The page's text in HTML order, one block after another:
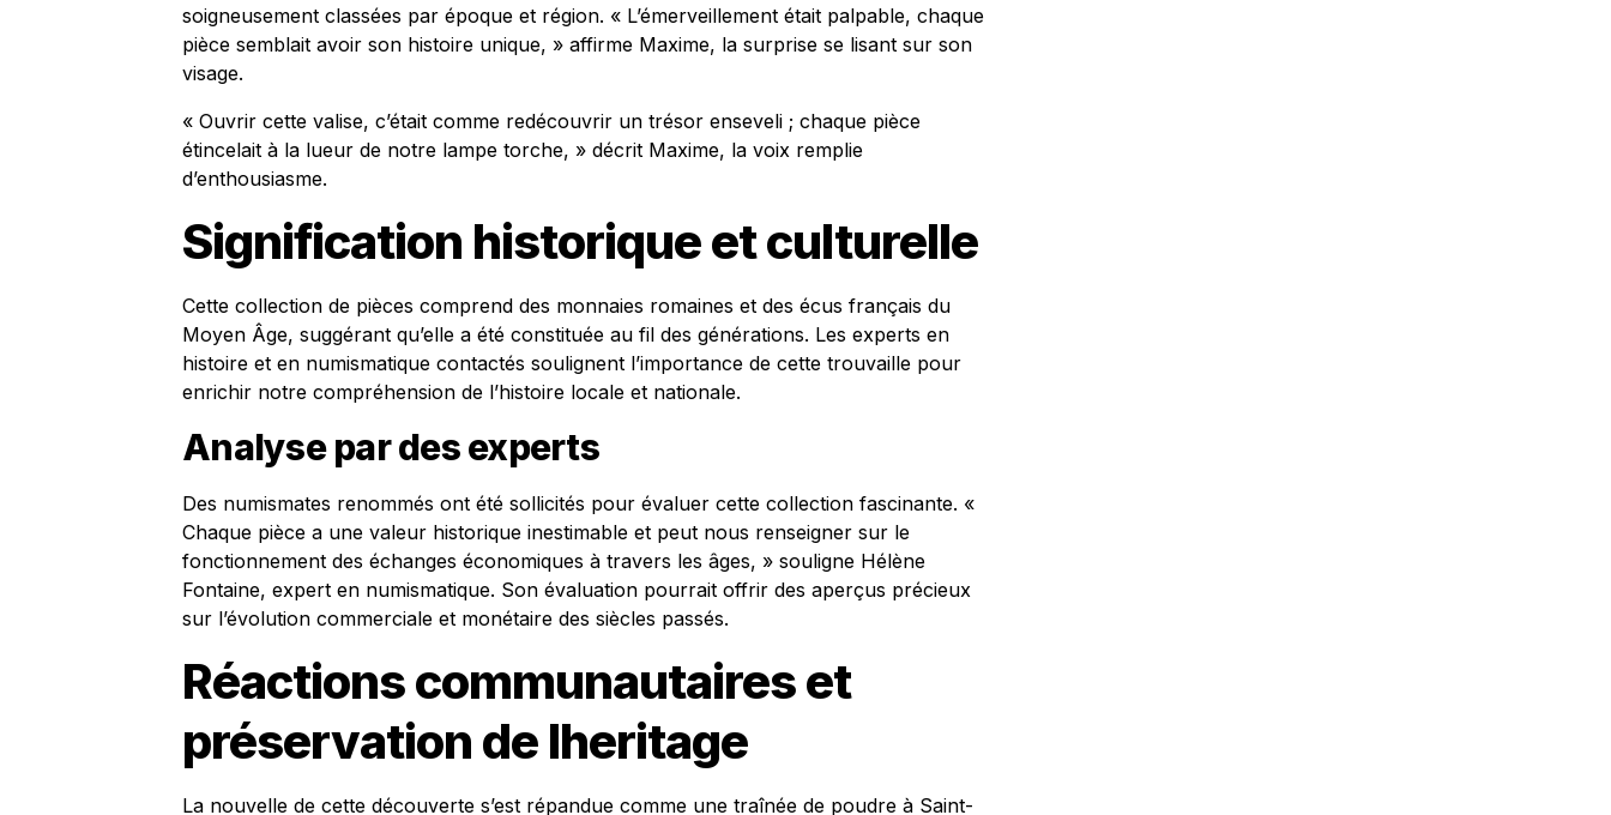
soigneusement classées par époque et région. « L’émerveillement était palpable, chaque
pièce semblait avoir son histoire unique, » affirme Maxime, la surprise se lisant sur son
visage.
« Ouvrir cette valise, c’était comme redécouvrir un trésor enseveli ; chaque pièce
étincelait à la lueur de notre lampe torche, » décrit Maxime, la voix remplie
d’enthousiasme.
Signification historique et culturelle
Cette collection de pièces comprend des monnaies romaines et des écus français du
Moyen Âge, suggérant qu’elle a été constituée au fil des générations. Les experts en
histoire et en numismatique contactés soulignent l’importance de cette trouvaille pour
enrichir notre compréhension de l’histoire locale et nationale.
Analyse par des experts
Des numismates renommés ont été sollicités pour évaluer cette collection fascinante. «
Chaque pièce a une valeur historique inestimable et peut nous renseigner sur le
fonctionnement des échanges économiques à travers les âges, » souligne Hélène
Fontaine, expert en numismatique. Son évaluation pourrait offrir des aperçus précieux
sur l’évolution commerciale et monétaire des siècles passés.
Réactions communautaires et
préservation de lheritage
La nouvelle de cette découverte s’est répandue comme une traînée de poudre à Saint-